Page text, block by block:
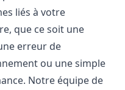
liés à votre
que ce soit une
erreur de
ou une simple
Notre équipe de